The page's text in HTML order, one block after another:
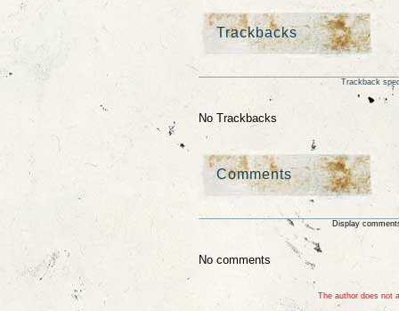
Trackbacks
Trackback
No Trackbacks
Comments
Display
No comments
The author does not